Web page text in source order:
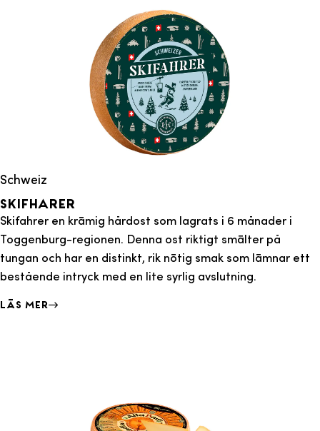
Schweiz
Skifharer
Skifahrer en krämig hårdost som lagrats i 6 månader i
Toggenburg-regionen. Denna ost riktigt smälter på
tungan och har en distinkt, rik nötig smak som lämnar ett
bestående intryck med en lite syrlig avslutning.
Läs mer